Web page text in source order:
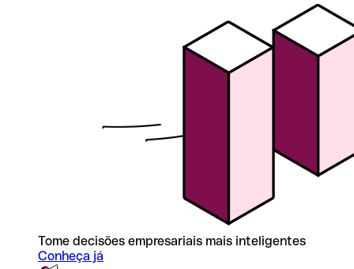
Tome decisões empresariais mais inteligentes
Conheça já